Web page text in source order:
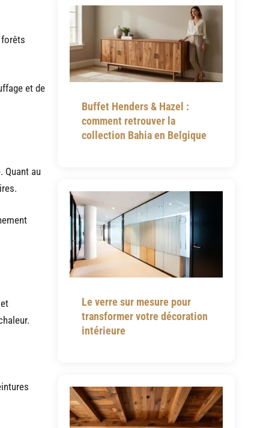
et de
Quant au
Buffet Henders & Hazel :
comment retrouver la
collection Bahia en Belgique
Le verre sur mesure pour
transformer votre décoration
intérieure